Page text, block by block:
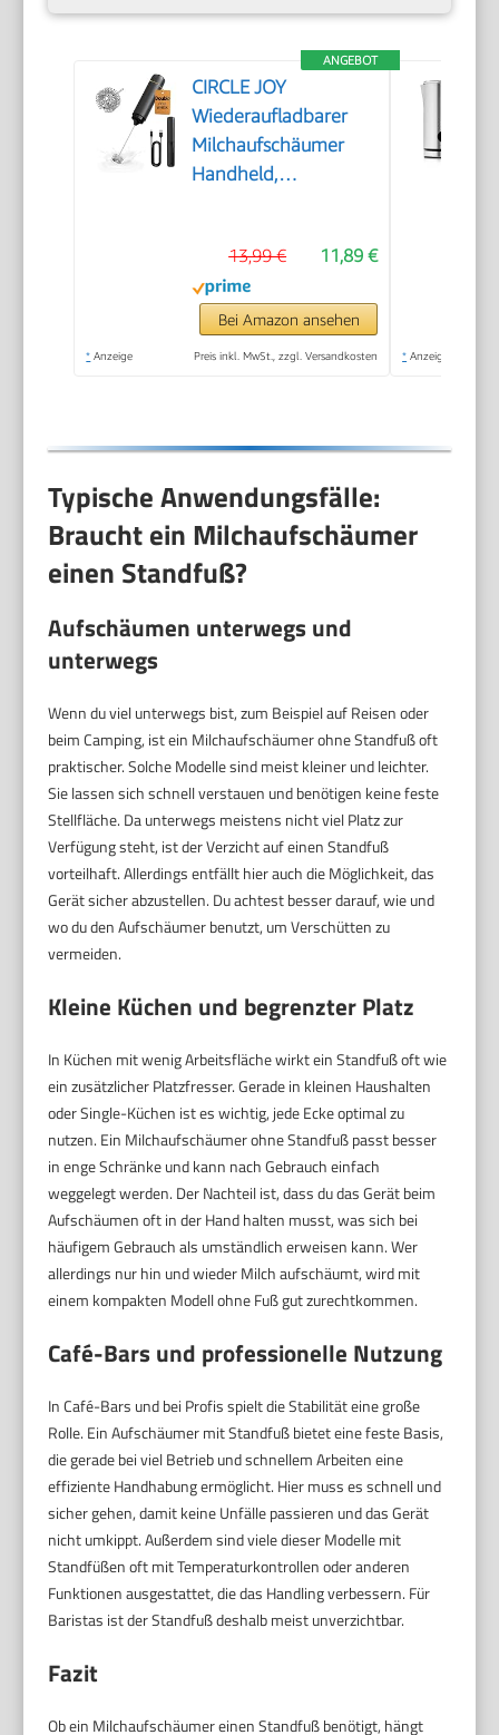
ANGEBOT
CIRCLE JOY
Wiederaufladbarer
Milchaufschäumer
Handheld,
Tragbarer
Handaufschäumer,
Zauberstab,
Getränkemixer für
11,89 €
13,99 €
Bei Amazon ansehen
* Anzeige Preis inkl. MwSt., zzgl. Versandkosten * Anzeige
Typische Anwendungsfälle:
Braucht ein Milchaufschäumer
einen Standfuß?
Aufschäumen unterwegs und
unterwegs
Wenn du viel unterwegs bist, zum Beispiel auf Reisen oder
beim Camping, ist ein Milchaufschäumer ohne Standfuß oft
praktischer. Solche Modelle sind meist kleiner und leichter.
Sie lassen sich schnell verstauen und benötigen keine feste
Stellfläche. Da unterwegs meistens nicht viel Platz zur
Verfügung steht, ist der Verzicht auf einen Standfuß
vorteilhaft. Allerdings entfällt hier auch die Möglichkeit, das
Gerät sicher abzustellen. Du achtest besser darauf, wie und
wo du den Aufschäumer benutzt, um Verschütten zu
vermeiden.
Kleine Küchen und begrenzter Platz
In Küchen mit wenig Arbeitsfläche wirkt ein Standfuß oft wie
ein zusätzlicher Platzfresser. Gerade in kleinen Haushalten
oder Single-Küchen ist es wichtig, jede Ecke optimal zu
nutzen. Ein Milchaufschäumer ohne Standfuß passt besser
in enge Schränke und kann nach Gebrauch einfach
weggelegt werden. Der Nachteil ist, dass du das Gerät beim
Aufschäumen oft in der Hand halten musst, was sich bei
häufigem Gebrauch als umständlich erweisen kann. Wer
allerdings nur hin und wieder Milch aufschäumt, wird mit
einem kompakten Modell ohne Fuß gut zurechtkommen.
Café-Bars und professionelle Nutzung
In Café-Bars und bei Profis spielt die Stabilität eine große
Rolle. Ein Aufschäumer mit Standfuß bietet eine feste Basis,
die gerade bei viel Betrieb und schnellem Arbeiten eine
effiziente Handhabung ermöglicht. Hier muss es schnell und
sicher gehen, damit keine Unfälle passieren und das Gerät
nicht umkippt. Außerdem sind viele dieser Modelle mit
Standfüßen oft mit Temperaturkontrollen oder anderen
Funktionen ausgestattet, die das Handling verbessern. Für
Baristas ist der Standfuß deshalb meist unverzichtbar.
Fazit
Ob ein Milchaufschäumer einen Standfuß benötigt, hängt